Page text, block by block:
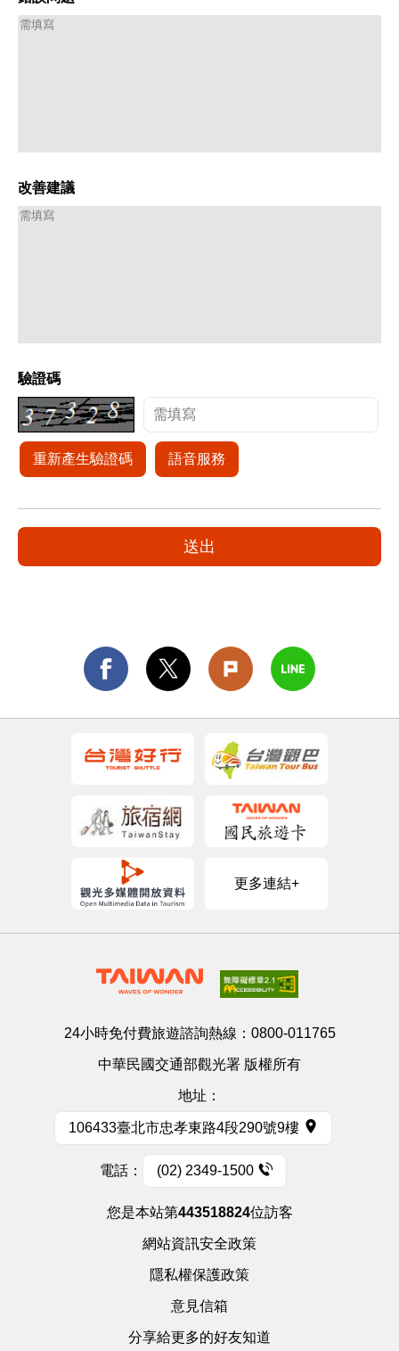
改善建議
驗證碼
重新產生驗證碼 語音服務
更多連結+
24小時免付費旅遊諮詢熱線： 0800-011765
中華民國交通部觀光署 版權所有
地址：
106433臺北市忠孝東路4段290號9樓
電話： (02) 2349-1500
您是本站第443518824位訪客
網站資訊安全政策
隱私權保護政策
意見信箱
分享給更多的好友知道